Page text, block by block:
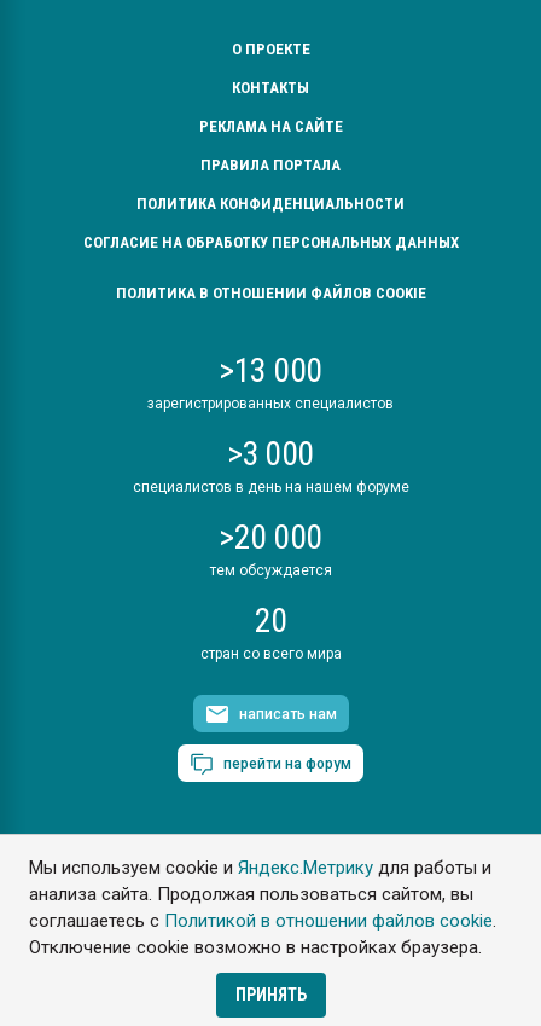
Мы используем cookie иЯндекс.Метрику для работы и
анализа сайта. Продолжая пользоваться сайтом, вы
соглашаетесь с Политикой в отношении файлов cookie.
Отключение cookie возможно в настройках браузера.
ПРИНЯТЬ
О ПРОЕКТЕ
КОНТАКТЫ
РЕКЛАМА НА САЙТЕ
ПРАВИЛА ПОРТАЛА
ПОЛИТИКА КОНФИДЕНЦИАЛЬНОСТИ
СОГЛАСИЕ НА ОБРАБОТКУ ПЕРСОНАЛЬНЫХ ДАННЫХ
ПОЛИТИКА В ОТНОШЕНИИ ФАЙЛОВ COOKIE
>13 000
зарегистрированных специалистов
>3 000
специалистов в день на нашем форуме
>20 000
тем обсуждается
20
стран со всего мира
написать нам
перейти на форум
ПластЭксперт © 2006. Все права защищены
Разрешается копирование материалов сайта с обязательной
ссылкой на www.e-plastic.ru
Разработка сайта